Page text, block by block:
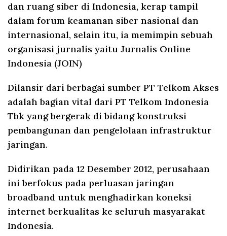
dan ruang siber di Indonesia, kerap tampil
dalam forum keamanan siber nasional dan
internasional, selain itu, ia memimpin sebuah
organisasi jurnalis yaitu Jurnalis Online
Indonesia (JOIN)
Dilansir dari berbagai sumber PT Telkom Akses
adalah bagian vital dari PT Telkom Indonesia
Tbk yang bergerak di bidang konstruksi
pembangunan dan pengelolaan infrastruktur
jaringan.
Didirikan pada 12 Desember 2012, perusahaan
ini berfokus pada perluasan jaringan
broadband untuk menghadirkan koneksi
internet berkualitas ke seluruh masyarakat
Indonesia.